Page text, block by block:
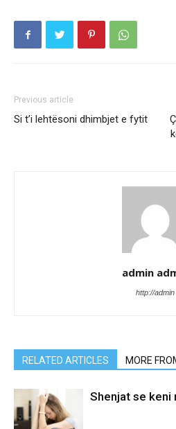
Previous article
Si t’i lehtësoni dhimbjet e fytit
admin
http://admin
RELATED ARTICLES MORE
Shenjat se keni